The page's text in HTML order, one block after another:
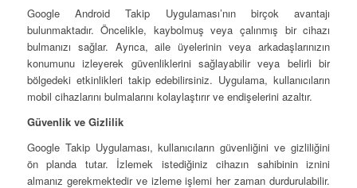
Google Android Takip Uygulaması’nın birçok avantajı
bulunmaktadır. Öncelikle, kaybolmuş veya çalınmış bir cihazı
bulmanızı sağlar. Ayrıca, aile üyelerinin veya arkadaşlarınızın
konumunu izleyerek güvenliklerini sağlayabilir veya belirli bir
bölgedeki etkinlikleri takip edebilirsiniz. Uygulama, kullanıcıların
mobil cihazlarını bulmalarını kolaylaştırır ve endişelerini azaltır.
Güvenlik ve Gizlilik
Google Takip Uygulaması, kullanıcıların güvenliğini ve gizliliğini
ön planda tutar. İzlemek istediğiniz cihazın sahibinin iznini
almanız gerekmektedir ve izleme işlemi her zaman durdurulabilir.